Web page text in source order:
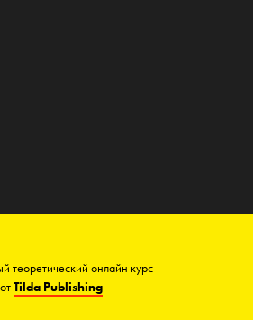
теоретический онлайн курс
отTilda Publishing